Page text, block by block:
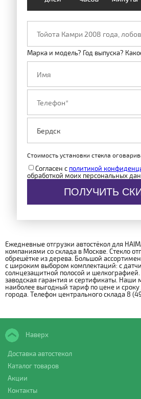
Марка и модель? Год выпуска?
Стоимость установки стекла
Согласен с политикой
обработкой моих персональных
ПОЛУЧИТЬ
Ежедневные отгрузки автостёкол для
компаниями со склада в Москве. Стекло
обрешётке из дерева. Большой
с широким выбором комплектаций: с
солнцезащитной полосой и шелкографией.
заводская гарантия и сертификаты.
наиболее выгодный тариф по цене и
города. Телефон центрального склада 8
Наверх
Доставка автостекол
Каталог товаров
Акции
Контакты